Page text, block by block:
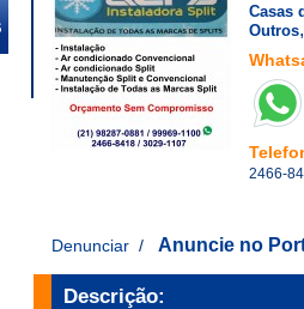
Casas
Outros
2466-
Denunciar / Anuncie no
Descrição: